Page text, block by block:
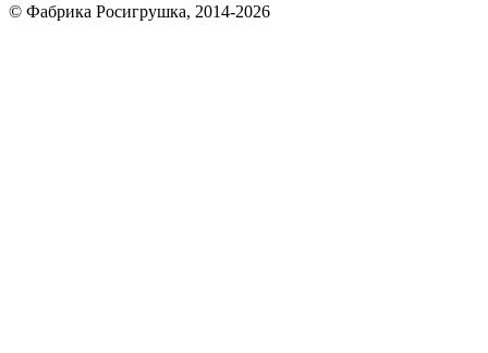
© Фабрика Росигрушка, 2014-2026